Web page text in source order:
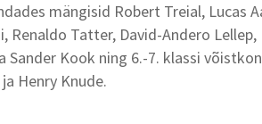
mängisid Robert Treial, Lucas
Renaldo Tatter, David-Andero
Sander Kook ning 6.-7. klassi
Henry Knude.